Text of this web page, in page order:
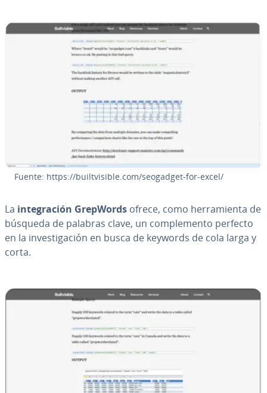
Fuente: https://bui­l­t­vi­si­ble.com/seogadget-for-excel/
La in­te­gra­ción GrepWords ofrece, como he­rra­mie­n­ta de
búsqueda de palabras clave, un co­m­ple­me­n­to perfecto
en la in­ve­s­ti­ga­ción en busca de keywords de cola larga y
corta.